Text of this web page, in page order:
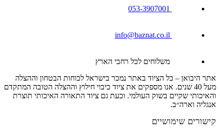
053-3907001
info@baznat.co.il
משלוחים לכל רחבי הארץ
אתר היבואן – כל הציוד באתר נמכר בישראל לכוחות הבטחון וההצלה
מעל 40 שנים. אנו מספקים את ציוד כיבוי חילוץ וההצלה הטובה המתקדם
והאיכותי שקיים בשוק העולמי. וכעת גם ציוד התאורה האיכותי תוצרת
אנגליה וארה״ב.
קישורים שימושיים